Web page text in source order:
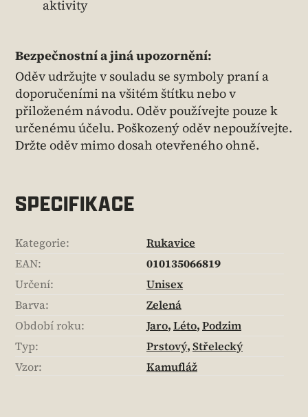
aktivity
Bezpečnostní a jiná upozornění:
Oděv udržujte v souladu se symboly praní a
doporučeními na všitém štítku nebo v
přiloženém návodu. Oděv používejte pouze k
určenému účelu. Poškozený oděv nepoužívejte.
Držte oděv mimo dosah otevřeného ohně.
SPECIFIKACE
Kategorie:
Rukavice
EAN:
010135066819
Určení:
Unisex
Barva:
Zelená
Období roku: Jaro,Léto,Podzim
Typ: Prstový,Střelecký
Vzor: Kamufláž